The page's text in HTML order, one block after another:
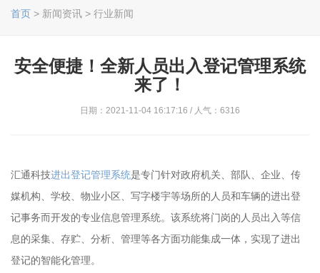
首页 > 新闻资讯 > 行业新闻
安全便捷！全新人员出入登记管理系统
来了！
日期：2021-11-04 16:17:16 / 人气：6316
汇通科技进出登记管理系统是专门针对政府机关、部队、企业、传
媒机构、学校、物业小区、写字楼宇等场所的人员和车辆的进出登
记事务而开发的专业信息管理系统。该系统将门岗的人员出入等信
息的采集、存贮、分析、管理等各方面功能集成一体，实现了进出
登记的智能化管理。